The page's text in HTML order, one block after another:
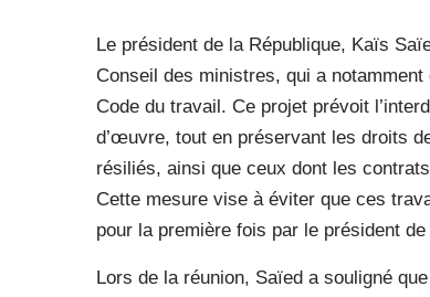
Le président de la République, Kaïs
Conseil des ministres, qui a
Code du travail. Ce projet prévoit
d’œuvre, tout en préservant les droits
résiliés, ainsi que ceux dont les
Cette mesure vise à éviter que ces
pour la première fois par le président
Lors de la réunion, Saïed a souligné